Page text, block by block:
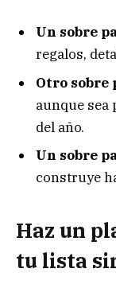
Un sobre
regalos,
Otro sobre
aunque sea
del año.
Un sobre
construye
Haz un
tu lista